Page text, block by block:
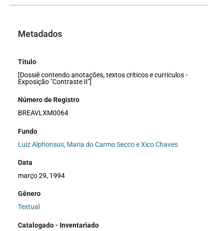
Metadados
Título
[Dossiê contendo anotações, textos críticos e currículos -
Exposição "Contraste II"]
Número de Registro
BREAVLXM0064
Fundo
Luiz Alphonsus, Maria do Carmo Secco e Xico Chaves
Data
março 29, 1994
Gênero
Textual
Catalogado - Inventariado